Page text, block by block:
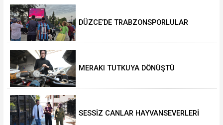
DÜZCE’DE TRABZONSPORLULAR
MERAKI TUTKUYA DÖNÜŞTÜ
SESSİZ CANLAR HAYVANSEVERLERİ